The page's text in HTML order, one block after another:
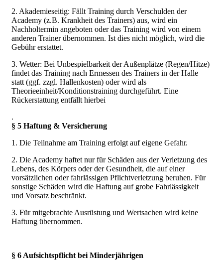
2. Akademieseitig: Fällt Training durch Verschulden der
Academy (z.B. Krankheit des Trainers) aus, wird ein
Nachholtermin angeboten oder das Training wird von einem
anderen Trainer übernommen. Ist dies nicht möglich, wird die
Gebühr erstattet.
3. Wetter: Bei Unbespielbarkeit der Außenplätze (Regen/Hitze)
findet das Training nach Ermessen des Trainers in der Halle
statt (ggf. zzgl. Hallenkosten) oder wird als
Theorieeinheit/Konditionstraining durchgeführt. Eine
Rückerstattung entfällt hierbei
.
§ 5 Haftung & Versicherung
1. Die Teilnahme am Training erfolgt auf eigene Gefahr.
2. Die Academy haftet nur für Schäden aus der Verletzung des
Lebens, des Körpers oder der Gesundheit, die auf einer
vorsätzlichen oder fahrlässigen Pflichtverletzung beruhen. Für
sonstige Schäden wird die Haftung auf grobe Fahrlässigkeit
und Vorsatz beschränkt.
3. Für mitgebrachte Ausrüstung und Wertsachen wird keine
Haftung übernommen.
§ 6 Aufsichtspflicht bei Minderjährigen